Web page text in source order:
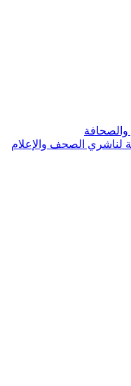
والصحافة
لناشري الصحف والإعلام